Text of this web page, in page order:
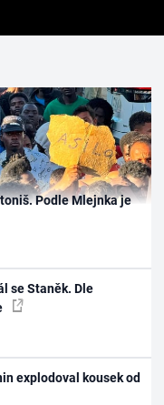
Podle Mlejnka je
se Staněk. Dle
explodoval kousek od